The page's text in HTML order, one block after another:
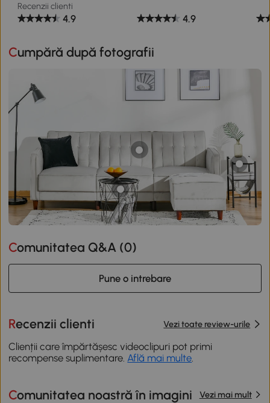
Recenzii clienti
4.9 4.9
Cumpără după fotografii
Comunitatea Q&A (0)
Pune o intrebare
Recenzii clienti Vezi toate review-urile
Clienții care împărtășesc videoclipuri pot primi
recompense suplimentare. Află mai multe
Comunitatea noastră în imagini Vezi mai mult